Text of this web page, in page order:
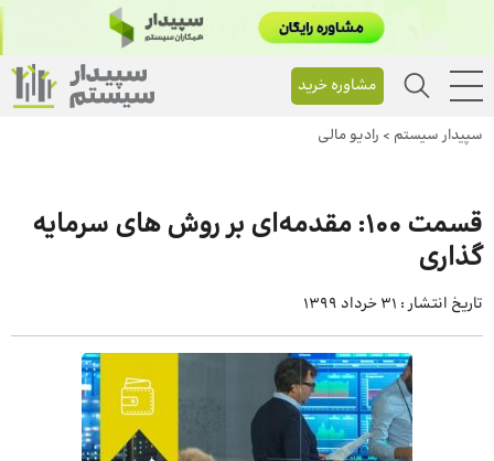
مشاوره خرید
سپیدار سیستم > رادیو مالی
قسمت 100: مقدمه‌ای بر روش‌ های سرمایه‌
گذاری
تاریخ انتشار : 31 خرداد 1399